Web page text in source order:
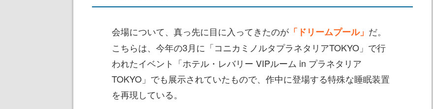
会場について、真っ先に目に入ってきたのが 「ドリームプール」 だ。
こちらは、今年の3月に「コニカミノルタプラネタリアTOKYO」で行
われたイベント「ホテル・レバリー VIPルーム in プラネタリア
TOKYO」でも展示されていたもので、作中に登場する特殊な睡眠装置
を再現している。